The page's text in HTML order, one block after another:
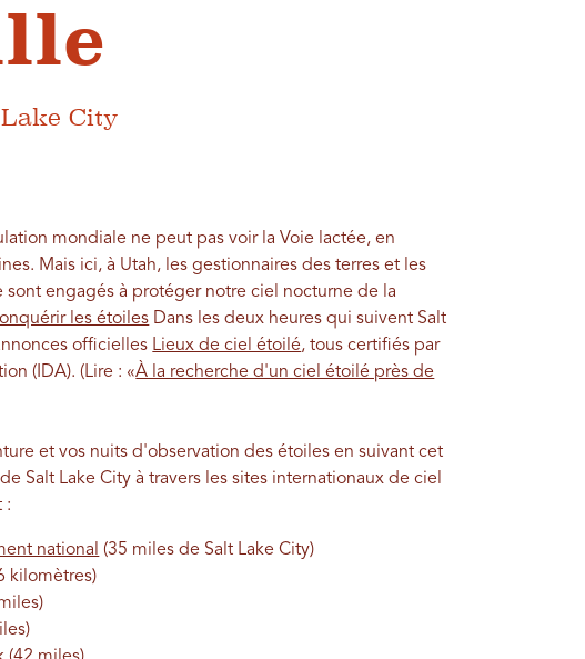
City
mondiale ne peut pas voir la Voie lactée, en
Mais ici, à Utah, les gestionnaires des terres et les
engagés à protéger notre ciel nocturne de la
les étoiles Dans les deux heures qui suivent Salt
officielles Lieux de ciel étoilé, tous certifiés par
(IDA). (Lire : «À la recherche d'un ciel étoilé près de
et vos nuits d'observation des étoiles en suivant cet
Salt Lake City à travers les sites internationaux de ciel
:
national (35 miles de Salt Lake City)
kilomètres)